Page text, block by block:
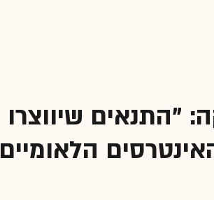
"התנאים שיווצרו
הלאומיים